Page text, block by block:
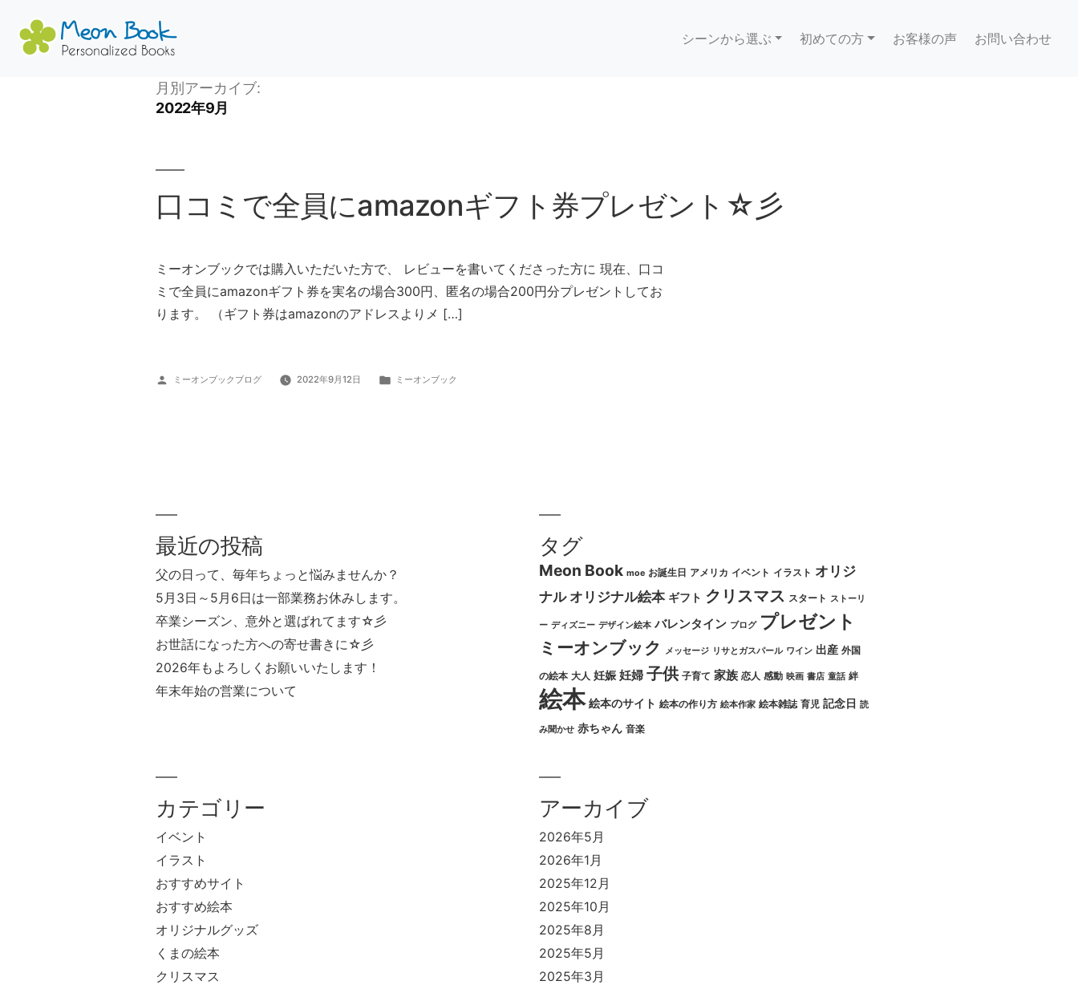
シーンから選ぶ 初めての方 お客様の声 お問い合わせ
月別アーカイブ:
2022年9月
口コミで全員にamazonギフト券プレゼント☆彡
ミーオンブックでは購入いただいた方で、 レビューを書いてくださった方に 現在、口コ
ミで全員にamazonギフト券を実名の場合300円、匿名の場合200円分プレゼントしてお
ります。 （ギフト券はamazonのアドレスよりメ […]
投ミーオンブックブログ 2022年9月12日
カミーオンブック
最近の投稿
父の日って、毎年ちょっと悩みませんか？
5月3日～5月6日は一部業務お休みします。
卒業シーズン、意外と選ばれてます☆彡
お世話になった方への寄せ書きに☆彡
2026年もよろしくお願いいたします！
年末年始の営業について
タグ
Meon Book moe お誕生日 アメリカ イベント イラスト オリジ
ナル オリジナル絵本 ギフト クリスマス スタート ストーリ
ー ディズニー デザイン絵本 バレンタイン ブログ プレゼント
ミーオンブック メッセージ リサとガスパール ワイン 出産 外国
の絵本 大人 妊娠 妊婦 子供 子育て 家族 恋人 感動 映画 書店 童話 絆
絵本 絵本のサイト 絵本の作り方 絵本作家 絵本雑誌 育児 記念日 読
み聞かせ 赤ちゃん 音楽
カテゴリー
イベント
イラスト
おすすめサイト
おすすめ絵本
オリジナルグッズ
くまの絵本
クリスマス
アーカイブ
2026年5月
2026年1月
2025年12月
2025年10月
2025年8月
2025年5月
2025年3月